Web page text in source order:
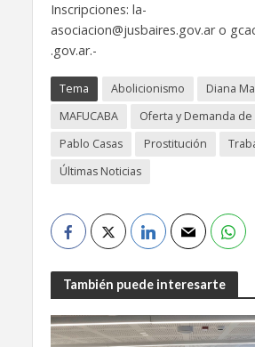
Inscripciones: la-
asociacion@jusbaires.gov.ar o
.gov.ar.-
Tema Abolicionismo Diana
MAFUCABA
Oferta y Demanda de
Pablo Casas
Prostitución
Últimas Noticias
También puede interesarte